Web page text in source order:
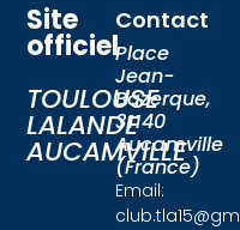
Site
officiel
TOULOUSE
LALANDE
AUCAMVILLE
Contact
Place
Jean-
Bazerque,
31140
Aucamville
(France)
Email: